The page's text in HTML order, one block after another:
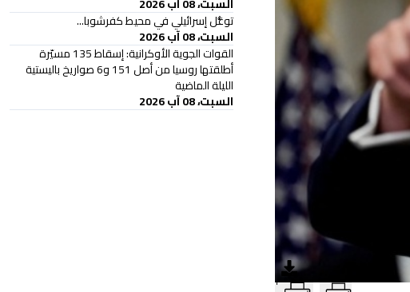
T
توغُّل إسرائيلي في محيط كفرشوبا...
السبت، 08 آب 2026
القوات الجوية الأوكرانية: إسقاط 135 مسيّرة
أطلقتها روسيا من أصل 151 و6 صواريخ باليستية
الليلة الماضية
السبت، 08 آب 2026